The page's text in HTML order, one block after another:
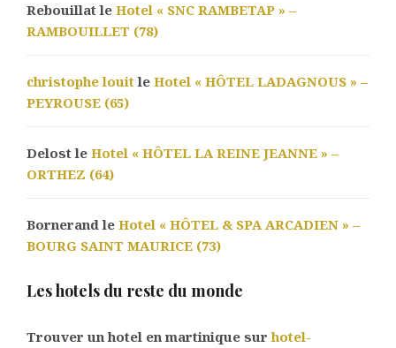
Rebouillat le Hotel « SNC RAMBETAP » –
RAMBOUILLET (78)
christophe louitle Hotel « HÔTEL LADAGNOUS » –
PEYROUSE (65)
Delost le Hotel « HÔTEL LA REINE JEANNE » –
ORTHEZ (64)
Bornerand le Hotel « HÔTEL & SPA ARCADIEN » –
BOURG SAINT MAURICE (73)
Les hotels du reste du monde
Trouver un hotel en martinique surhotel-